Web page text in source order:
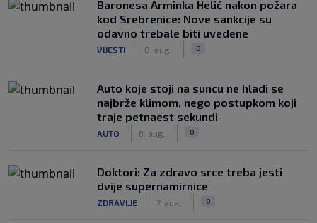
Baronesa Arminka Helić nakon požara
kod Srebrenice: Nove sankcije su
odavno trebale biti uvedene
VIJESTI 8. aug. 0
Auto koje stoji na suncu ne hladi se
najbrže klimom, nego postupkom koji
traje petnaest sekundi
AUTO 6. aug. 0
Doktori: Za zdravo srce treba jesti
dvije supernamirnice
ZDRAVLJE 7. aug. 0